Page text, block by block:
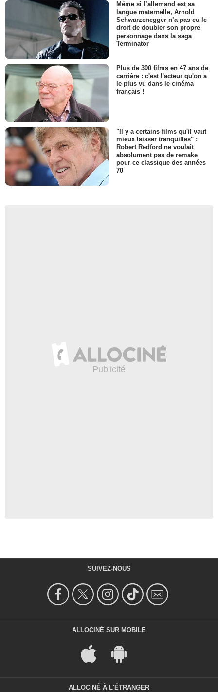
Même si l’allemand est sa
langue maternelle, Arnold
Schwarzenegger n’a pas eu le
droit de doubler son propre
personnage dans la saga
Terminator
Plus de 300 films en 47 ans de
carrière : c'est l'acteur qu'on a
le plus vu dans le cinéma
français !
"Il y a certains films qu'il vaut
mieux laisser tranquilles" :
Robert Redford ne voulait
absolument pas de remake
pour ce classique des années
70
SUIVEZ-NOUS
ALLOCINÉ SUR MOBILE
ALLOCINÉ À L'ÉTRANGER